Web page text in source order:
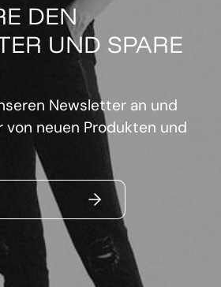
DEN
UND SPARE
Newsletter an und
von neuen Produkten und
ABSENDEN